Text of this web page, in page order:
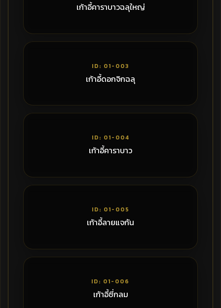
เก้าอี้คาราบาวฉลุใหญ่
ID: 01-003
เก้าอี้ดอกจิกฉลุ
ID: 01-004
เก้าอี้คาราบาว
ID: 01-005
เก้าอี้ลายแจกัน
ID: 01-006
เก้าอี้ซี่กลม